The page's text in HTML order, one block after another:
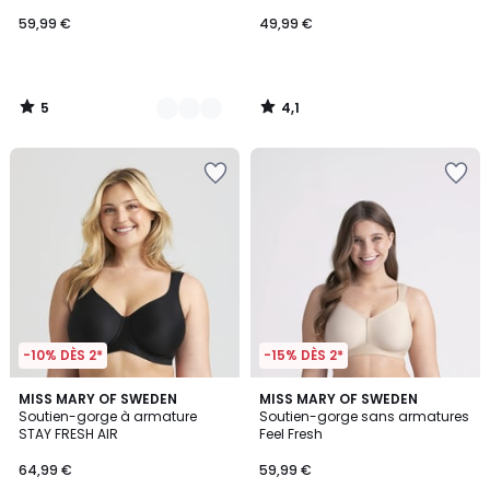
59,99 €
5
/
49,99 €
4,1
/
-10% DÈS 2*
MISS MARY OF SWEDEN
Soutien-gorge à armature
STAY FRESH AIR
64,99 €
5
/
5
-15% DÈS 2*
MISS MARY OF SWEDEN
Soutien-gorge sans armatures
Feel Fresh
59,99 €
4,7
/ 5